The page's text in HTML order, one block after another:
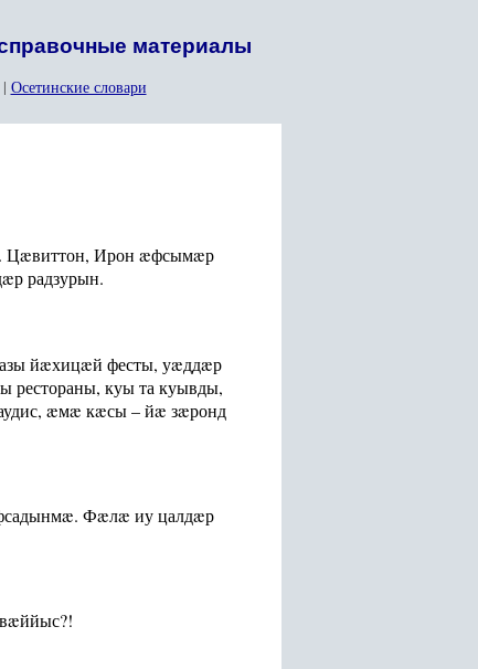
материалы
Осетинские словари
Цæвиттон, Ирон æфсымæр
радзурын.
йæхицæй фесты, уæддæр
куы та куывды,
æмæ кæсы – йæ зæронд
Фæлæ иу цалдæр